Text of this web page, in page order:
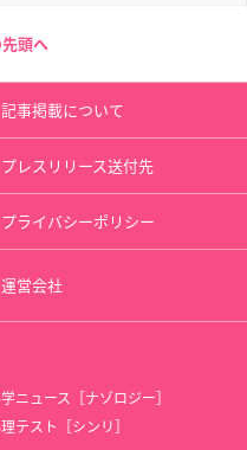
頭へ
記事掲載について
プレスリリース送付先
プライバシーポリシー
運営会社
ニュース［ナゾロジー］
テスト［シンリ］